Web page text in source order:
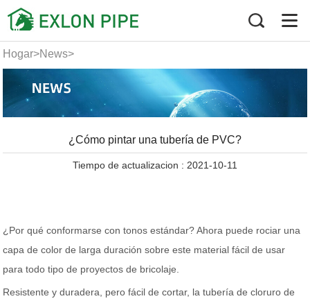
Hogar>News>
¿Cómo pintar una tubería de
PVC?
¿Cómo pintar una tubería de PVC?
Tiempo de actualizacion : 2021-10-11
¿Por qué conformarse con tonos estándar? Ahora puede rociar una
capa de color de larga duración sobre este material fácil de usar
para todo tipo de proyectos de bricolaje.
Resistente y duradera, pero fácil de cortar, la tubería de cloruro de